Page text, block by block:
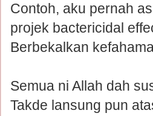
Contoh, aku pernah
projek bactericidal
Berbekalkan
Semua ni Allah dah
Takde lansung pun